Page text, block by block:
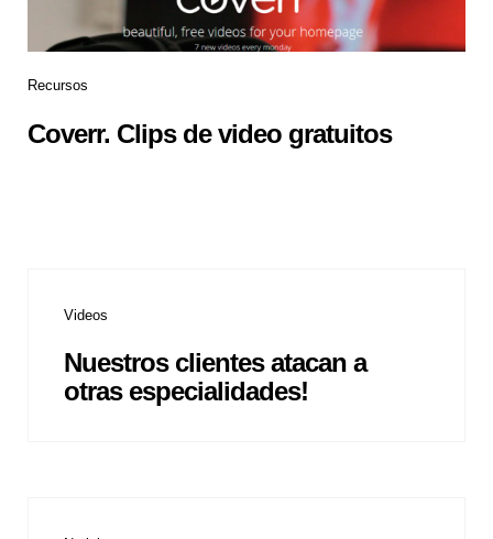
Recursos
Coverr. Clips de video gratuitos
Videos
Nuestros clientes atacan a
otras especialidades!